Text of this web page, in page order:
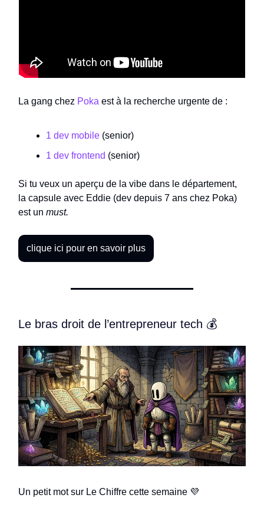
La gang chez Poka est à la recherche urgente de :
1 dev mobile (senior)
1 dev frontend (senior)
Si tu veux un aperçu de la vibe dans le département,
la capsule avec Eddie (dev depuis 7 ans chez Poka)
est un must.
clique ici pour en savoir plus
Le bras droit de l’entrepreneur tech 💰
Un petit mot sur Le Chiffre cette semaine 💜